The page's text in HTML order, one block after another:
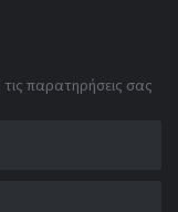
τις παρατηρήσεις σας